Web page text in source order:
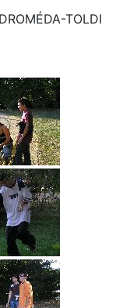
TOLDI